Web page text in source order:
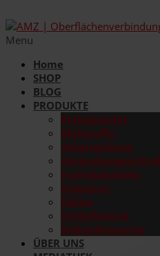
Menu
Home
SHOP
BLOG
PRODUKTE
Klebebänder
Klebstoffe
Arbeitsschutz
Verpackungsmittel
Formstanzteile
Etiketten
Folien
Schleifmittel
Gebäudeservice
ÜBER UNS